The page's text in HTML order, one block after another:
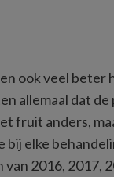
ook veel beter
allemaal dat
fruit anders,
bij elke
2016, 2017,